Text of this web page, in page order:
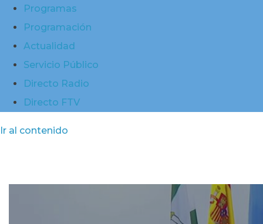
Programas
Programación
Actualidad
Servicio Público
Directo Radio
Directo FTV
Ir al contenido